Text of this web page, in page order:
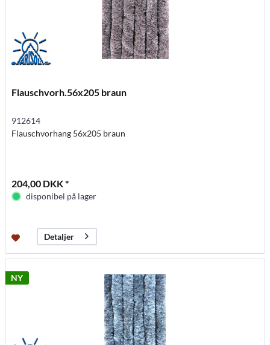
Flauschvorh.56x205 braun
912614
Flauschvorhang 56x205 braun
204,00 DKK *
disponibel på lager
Detaljer
NY